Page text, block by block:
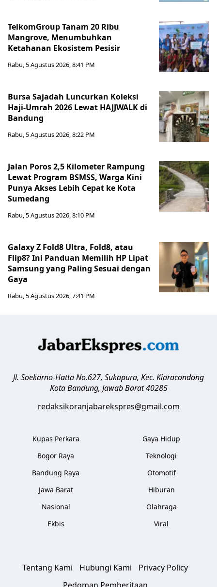
TelkomGroup Tanam 20 Ribu
Mangrove, Menumbuhkan
Ketahanan Ekosistem Pesisir
Rabu, 5 Agustus 2026, 8:41 PM
Bursa Sajadah Luncurkan Koleksi
Haji-Umrah 2026 Lewat HAJJWALK di
Bandung
Rabu, 5 Agustus 2026, 8:22 PM
Jalan Poros 2,5 Kilometer Rampung
Lewat Program BSMSS, Warga Kini
Punya Akses Lebih Cepat ke Kota
Sumedang
Rabu, 5 Agustus 2026, 8:10 PM
Galaxy Z Fold8 Ultra, Fold8, atau
Flip8? Ini Panduan Memilih HP Lipat
Samsung yang Paling Sesuai dengan
Gaya
Rabu, 5 Agustus 2026, 7:41 PM
Jl. Soekarno-Hatta No.627, Sukapura, Kec. Kiaracondong
Kota Bandung, Jawab Barat 40285
redaksikoranjabarekspres@gmail.com
Kupas Perkara
Bogor Raya
Bandung Raya
Jawa Barat
Nasional
Ekbis
Gaya Hidup
Teknologi
Otomotif
Hiburan
Olahraga
Viral
Tentang Kami Hubungi Kami
Privacy Policy